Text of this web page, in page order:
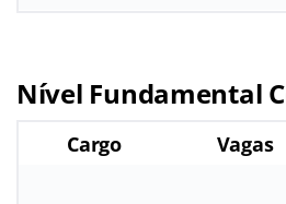
Nível Fundamental
Cargo Vagas